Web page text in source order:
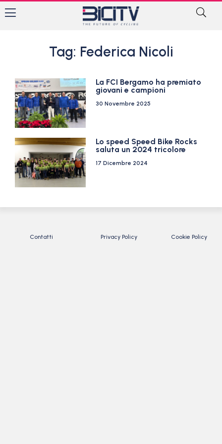
Tag: Federica Nicoli
La FCI Bergamo ha premiato
giovani e campioni
30 Novembre 2025
Lo speed Speed Bike Rocks
saluta un 2024 tricolore
17 Dicembre 2024
Contatti Privacy Policy Cookie Policy